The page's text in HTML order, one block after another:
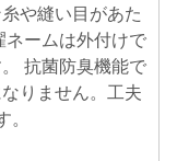
や縫い目があた
ネームは外付けで
抗菌防臭機能で
りません。工夫
。